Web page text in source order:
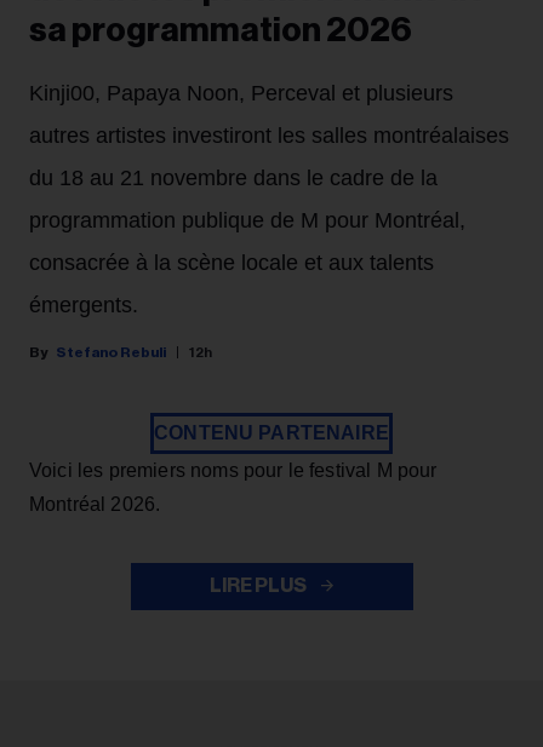
sa programmation 2026
Kinji00, Papaya Noon, Perceval et plusieurs
autres artistes investiront les salles montréalaises
du 18 au 21 novembre dans le cadre de la
programmation publique de M pour Montréal,
consacrée à la scène locale et aux talents
émergents.
Stefano Rebuli 12h
CONTENU PARTENAIRE
Voici les premiers noms pour le festival M pour
Montréal 2026.
LIRE PLUS